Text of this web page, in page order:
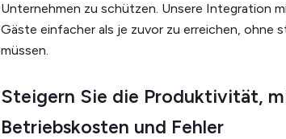
Unternehmen zu schützen. Unsere Integration
Gäste einfacher als je zuvor zu erreichen, ohne
müssen.
Steigern Sie die Produktivität,
Betriebskosten und Fehler